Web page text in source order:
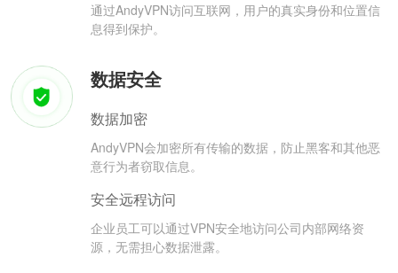
通过AndyVPN访问互联网，用户的真实身份和位置信
息得到保护。
数据安全
数据加密
AndyVPN会加密所有传输的数据，防止黑客和其他恶
意行为者窃取信息。
安全远程访问
企业员工可以通过VPN安全地访问公司内部网络资
源，无需担心数据泄露。